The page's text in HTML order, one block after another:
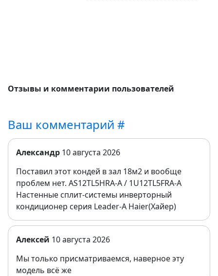
Отзывы и комментарии пользователей
Ваш комментарий #
Александр 10 августа 2026
Поставил этот кондей в зал 18м2 и вообще
проблем нет. AS12TL5HRA-A / 1U12TL5FRA-A
Настенные сплит-системы инверторный
кондиционер серия Leader-A Haier(Хайер)
Алексей 10 августа 2026
Мы только присматриваемся, наверное эту
модель всё же